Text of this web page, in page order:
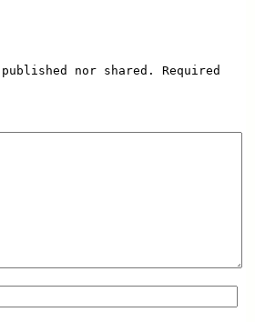
published nor shared. Required